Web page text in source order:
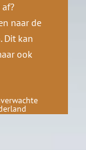
naar de
Dit kan
ook